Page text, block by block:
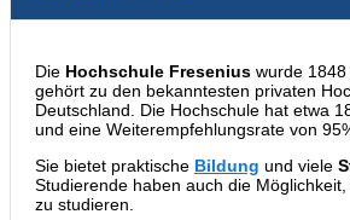
Die Hochschule Fresenius wurde
gehört zu den bekanntesten privaten
Deutschland. Die Hochschule hat etwa
und eine Weiterempfehlungsrate von
Sie bietet praktische Bildung und viele
Studierende haben auch die Möglichkeit,
zu studieren.